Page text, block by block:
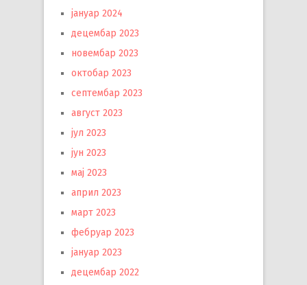
јануар 2024
децембар 2023
новембар 2023
октобар 2023
септембар 2023
август 2023
јул 2023
јун 2023
мај 2023
април 2023
март 2023
фебруар 2023
јануар 2023
децембар 2022